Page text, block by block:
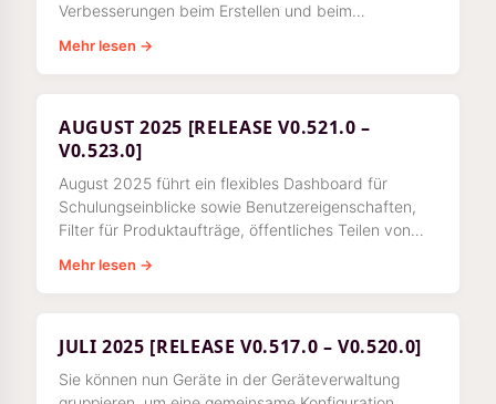
Verbesserungen beim Erstellen und beim
sowie Verbesserungen der Benutzerfreundlichkeit in
der gesamten App eingeführt.
Mehr lesen →
AUGUST 2025 [RELEASE V0.521.0 –
V0.523.0]
August 2025 führt ein flexibles Dashboard für
Schulungseinblicke sowie Benutzereigenschaften,
Filter für Produktaufträge, öffentliches Teilen von
Zweitprüfung nach dem Vier-Augen-Prinzip ein.
Mehr lesen →
JULI 2025 [RELEASE V0.517.0 – V0.520.0]
Sie können nun Geräte in der Geräteverwaltung